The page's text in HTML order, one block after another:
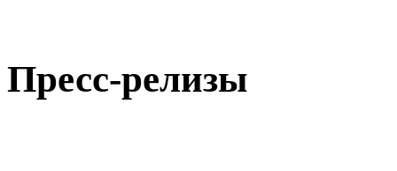
Пресс-релизы